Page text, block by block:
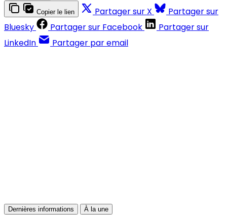
Copier le lien Partager sur X
Partager sur
Bluesky
Partager sur Facebook
Partager sur
LinkedIn
Partager par email
Dernières informations À la une